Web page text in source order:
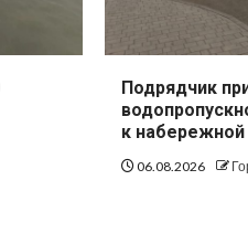
Подрядчик
к набережной
06.08.2026